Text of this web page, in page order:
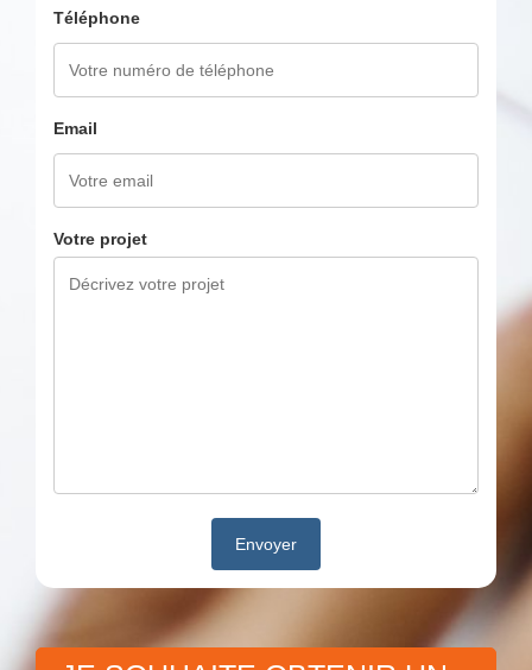
Téléphone
Email
Votre projet